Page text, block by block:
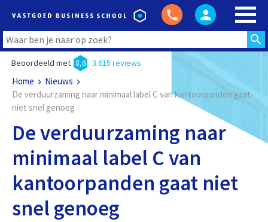
Beoordeeld met 8,6 3.615 reviews
Home
Nieuws
De verduurzaming naar minimaal label C van kantoorpanden gaat
niet snel genoeg
De verduurzaming naar
minimaal label C van
kantoorpanden gaat niet
snel genoeg